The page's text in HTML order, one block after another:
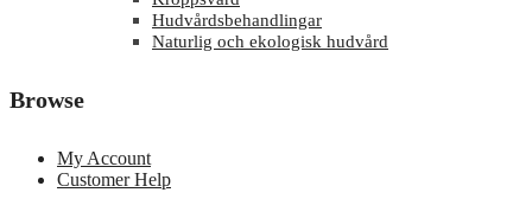
Hudvårdsbehandlingar
Naturlig och ekologisk hudvård
Browse
My Account
Customer Help